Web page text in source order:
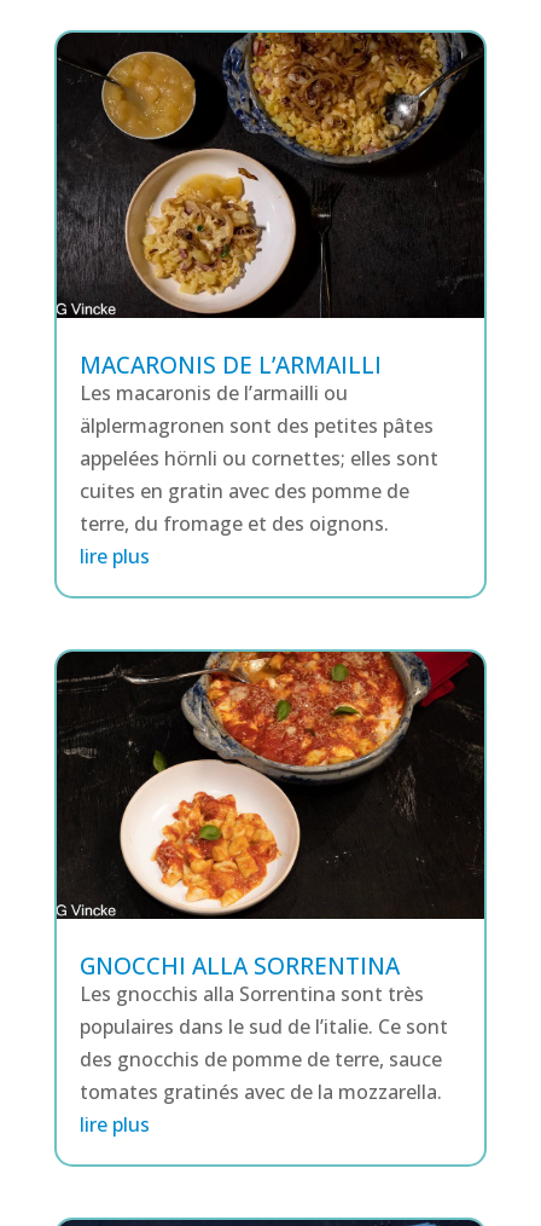
MACARONIS DE L’ARMAILLI
Les macaronis de l’armailli ou
älplermagronen sont des petites pâtes
appelées hörnli ou cornettes; elles sont
cuites en gratin avec des pomme de
terre, du fromage et des oignons.
lire plus
GNOCCHI ALLA SORRENTINA
Les gnocchis alla Sorrentina sont très
populaires dans le sud de l’italie. Ce sont
des gnocchis de pomme de terre, sauce
tomates gratinés avec de la mozzarella.
lire plus